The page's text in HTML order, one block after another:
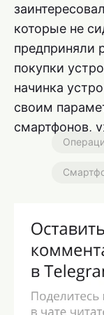
которые не
предприняли
покупки
начинка
своим
смартфонов,